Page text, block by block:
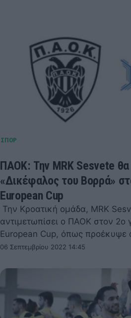
ΠΑΟΚ: Την MRK Sesvete θα
«Δικέφαλος του Βορρά»
European Cup
Την Κροατική ομάδα, MRK
αντιμετωπίσει ο ΠΑΟΚ στον 2ο
European Cup, όπως
06 Σεπτεμβρίου 2022 14:45